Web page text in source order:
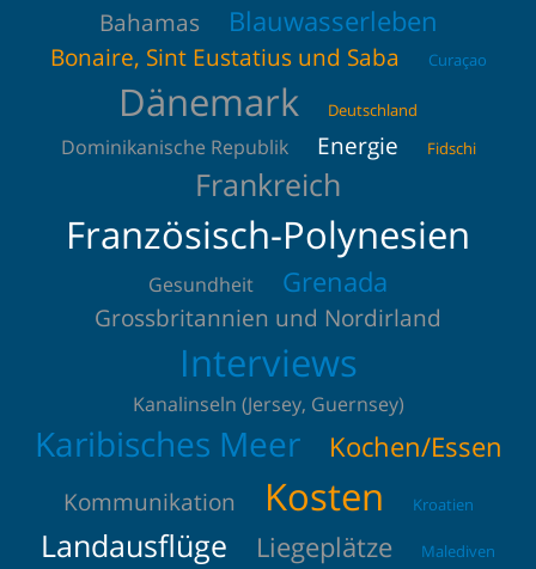
Bahamas Blauwasserleben
Bonaire, Sint Eustatius und Saba Curaçao
Dänemark Deutschland
Dominikanische Republik Energie Fidschi
Frankreich
Französisch-Polynesien
Gesundheit Grenada
Grossbritannien und Nordirland
Interviews
Kanalinseln (Jersey, Guernsey)
Karibisches Meer Kochen/Essen
Kommunikation Kosten Kroatien
Landausflüge Liegeplätze Malediven